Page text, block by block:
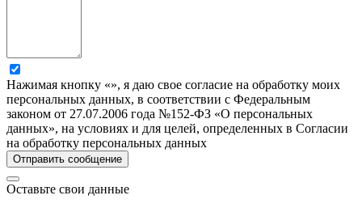
Нажимая кнопку «», я даю свое согласие на обработку моих
персональных данных, в соответствии с Федеральным
законом от 27.07.2006 года №152-ФЗ «О персональных
данных», на условиях и для целей, определенных в Согласии
на обработку персональных данных
Оставьте свои данные